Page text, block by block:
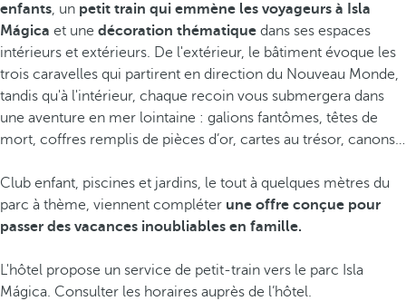
enfants, un petit train qui emmène les voyageurs à Isla
Mágica et une décoration thématique dans ses espaces
intérieurs et extérieurs. De l'extérieur, le bâtiment évoque les
trois caravelles qui partirent en direction du Nouveau Monde,
tandis qu'à l'intérieur, chaque recoin vous submergera dans
une aventure en mer lointaine : galions fantômes, têtes de
mort, coffres remplis de pièces d’or, cartes au trésor, canons…
Club enfant, piscines et jardins, le tout à quelques mètres du
parc à thème, viennent compléter une offre conçue pour
passer des vacances inoubliables en famille.
L'hôtel propose un service de petit-train vers le parc Isla
Mágica. Consulter les horaires auprès de l’hôtel.